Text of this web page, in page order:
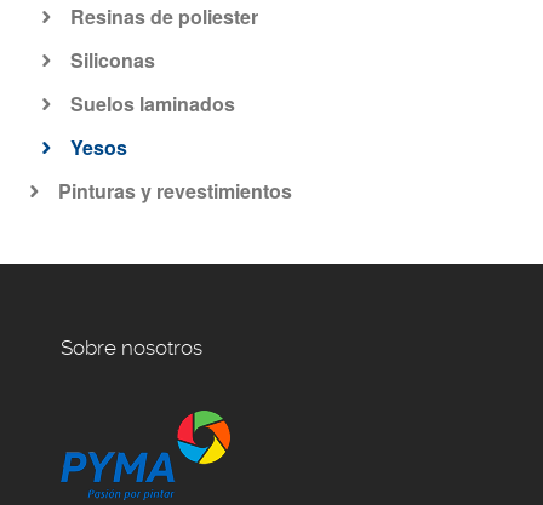
Resinas de poliester
Siliconas
Suelos laminados
Yesos
Pinturas y revestimientos
Sobre nosotros